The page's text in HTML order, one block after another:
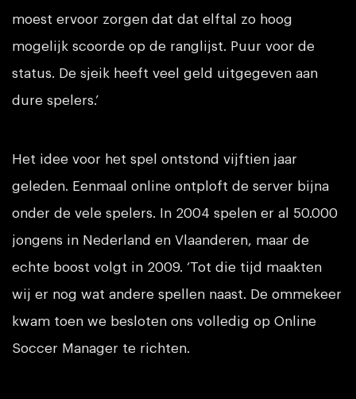
moest ervoor zorgen dat dat elftal zo hoog
mogelijk scoorde op de ranglijst. Puur voor de
status. De sjeik heeft veel geld uitgegeven aan
dure spelers.’
Het idee voor het spel ontstond vijftien jaar
geleden. Eenmaal online ontploft de server bijna
onder de vele spelers. In 2004 spelen er al 50.000
jongens in Nederland en Vlaanderen, maar de
echte boost volgt in 2009. ‘Tot die tijd maakten
wij er nog wat andere spellen naast. De ommekeer
kwam toen we besloten ons volledig op Online
Soccer Manager te richten.